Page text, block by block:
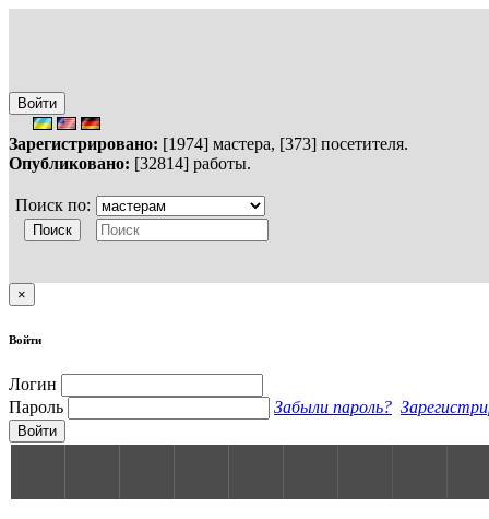
Войти
Зарегистрировано: [1974] мастера, [373] посетителя.
Опубликовано: [32814] работы.
Поиск по:
×
Войти
Логин
Пароль
Забыли пароль?
Войти